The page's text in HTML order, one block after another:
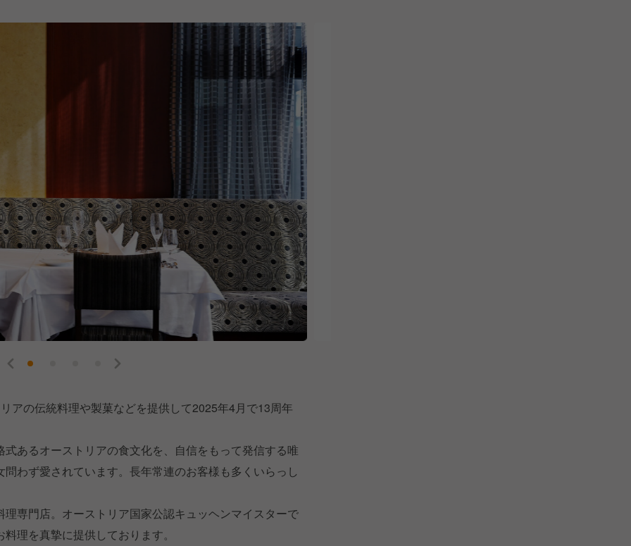
アの伝統料理や製菓などを提供して2025年4月で13周年
あるオーストリアの食文化を、自信をもって発信する唯
わず愛されています。長年常連のお客様も多くいらっし
専門店。オーストリア国家公認キュッヘンマイスターで
理を真摯に提供しております。